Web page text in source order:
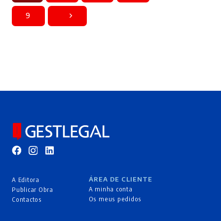
9
A Editora
Publicar Obra
Contactos
ÁREA DE CLIENTE
A minha conta
Os meus pedidos